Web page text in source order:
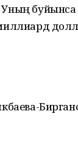
буйынса